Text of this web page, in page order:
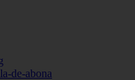
de-abona